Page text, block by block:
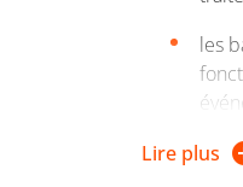
les
les
Lire plus